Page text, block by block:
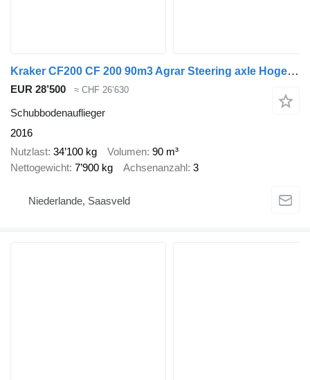
Kraker CF200 CF 200 90m3 Agrar Steering axle Hogedrukreiniger Top condi
EUR 28’500 ≈ CHF 26’630
Schubbodenauflieger
2016
Nutzlast 34’100 kg Volumen 90 m³
Nettogewicht 7’900 kg Achsenanzahl 3
Niederlande, Saasveld